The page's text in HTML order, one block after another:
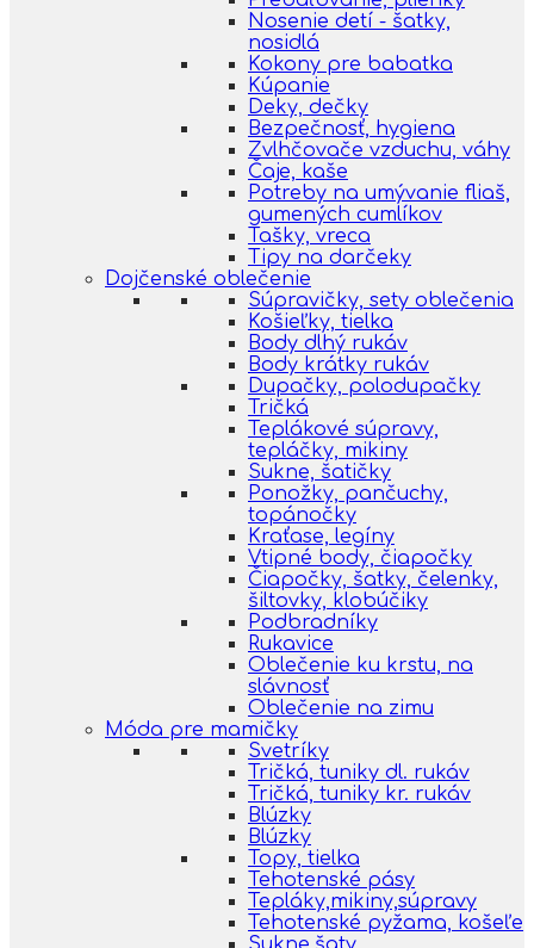
Nosenie detí - šatky,
nosidlá
Kokony pre babatka
Kúpanie
Deky, dečky
Bezpečnosť, hygiena
Zvlhčovače vzduchu, váhy
Čaje, kaše
Potreby na umývanie fliaš,
gumených cumlíkov
Tašky, vreca
Tipy na darčeky
Dojčenské oblečenie
Súpravičky, sety oblečenia
Košieľky, tielka
Body dlhý rukáv
Body krátky rukáv
Dupačky, polodupačky
Tričká
Teplákové súpravy,
tepláčky, mikiny
Sukne, šatičky
Ponožky, pančuchy,
topánočky
Kraťase, legíny
Vtipné body, čiapočky
Čiapočky, šatky, čelenky,
šiltovky, klobúčiky
Podbradníky
Rukavice
Oblečenie ku krstu, na
slávnosť
Oblečenie na zimu
Móda pre mamičky
Svetríky
Tričká, tuniky dl. rukáv
Tričká, tuniky kr. rukáv
Blúzky
Blúzky
Topy, tielka
Tehotenské pásy
Tepláky,mikiny,súpravy
Tehotenské pyžama, košeľe